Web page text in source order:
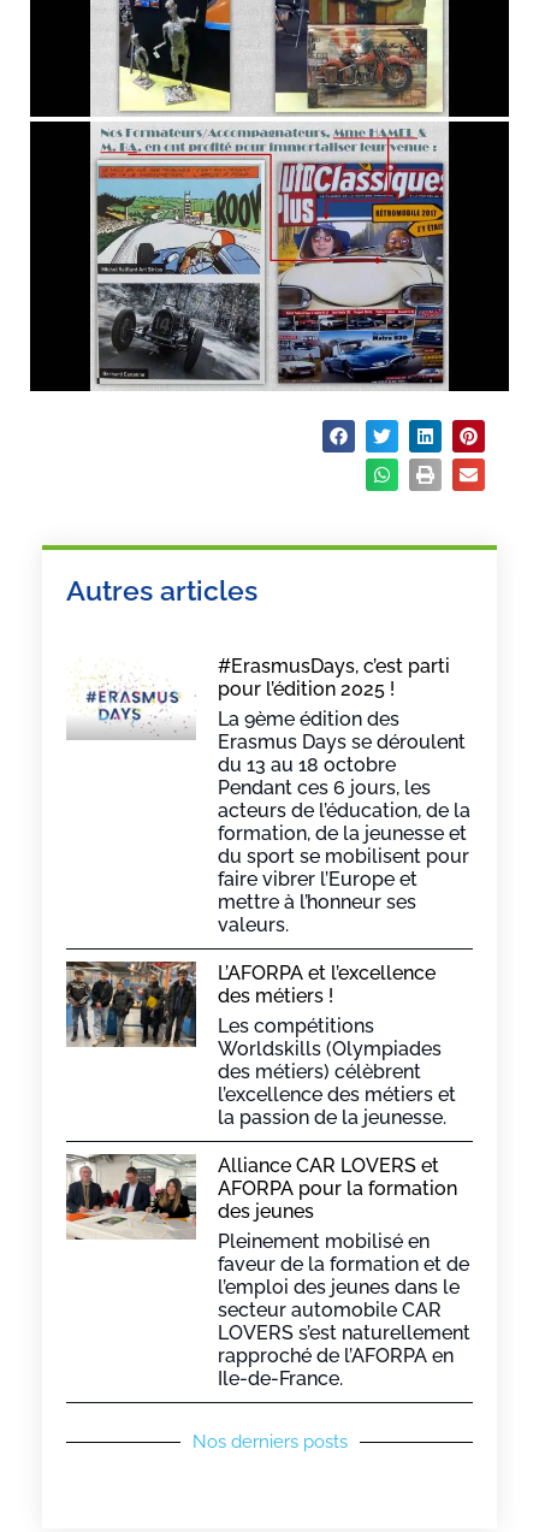
Autres articles
#ErasmusDays, c’est parti
pour l’édition 2025 !
La 9ème édition des
Erasmus Days se déroulent
du 13 au 18 octobre
Pendant ces 6 jours, les
acteurs de l’éducation, de la
formation, de la jeunesse et
du sport se mobilisent pour
faire vibrer l’Europe et
mettre à l’honneur ses
valeurs.
L’AFORPA et l’excellence
des métiers !
Les compétitions
Worldskills (Olympiades
des métiers) célèbrent
l’excellence des métiers et
la passion de la jeunesse.
Alliance CAR LOVERS et
AFORPA pour la formation
des jeunes
Pleinement mobilisé en
faveur de la formation et de
l’emploi des jeunes dans le
secteur automobile CAR
LOVERS s’est naturellement
rapproché de l’AFORPA en
Ile-de-France.
Nos derniers posts